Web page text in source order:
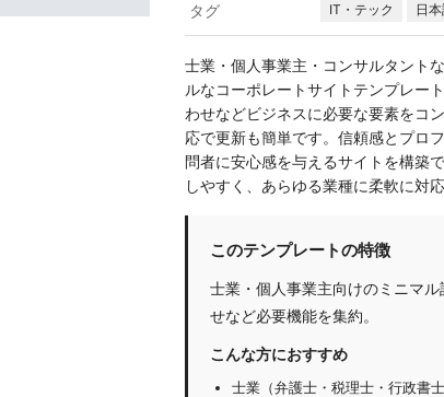
タグ IT・テック 日
士業・個人事業主・コンサルタント
ルなコーポレートサイトテンプレー
わせなどビジネスに必要な要素をコ
応で更新も簡単です。信頼感とプロ
問者に安心感を与えるサイトを構築
しやすく、あらゆる業種に柔軟に対応
このテンプレートの特徴
士業・個人事業主向けのミニマ
せなど必要機能を集約。
こんな方におすすめ
士業（弁護士・税理士・行政書